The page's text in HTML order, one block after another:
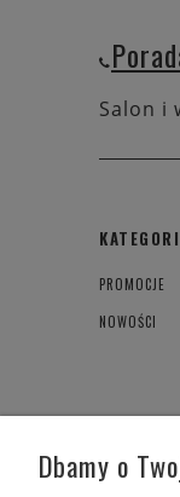
Salon i
PROMOCJE
NOWOŚCI
Dbamy o